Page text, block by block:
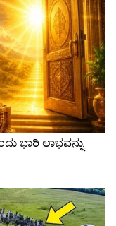
13ಗೆ ಸೆಲೆಕ್ಟ್​ ಆದ ಜನ
ಯಾರು?
ಗೆದ್ದವರು ಯಾರು